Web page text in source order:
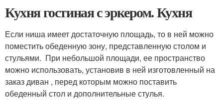
Кухня гостиная с эркером. Кухня
Если ниша имеет достаточную площадь, то в ней можно
поместить обеденную зону, представленную столом и
стульями. При небольшой площади, ее пространство
можно использовать, установив в ней изготовленный на
заказ диван , перед которым можно поставить
обеденный стол и дополнительные стулья.